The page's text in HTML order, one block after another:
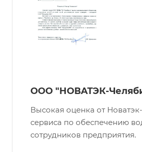
ООО "НОВАТЭК-
Высокая оценка от
сервиса по обеспечению
сотрудников предприятия.